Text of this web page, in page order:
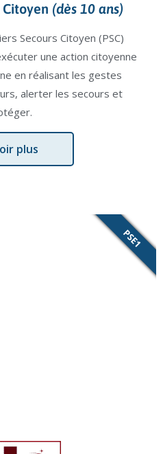
Citoyen (dès 10 ans)
Secours Citoyen (PSC)
une action citoyenne
en réalisant les gestes
alerter les secours et
plus
PSE1